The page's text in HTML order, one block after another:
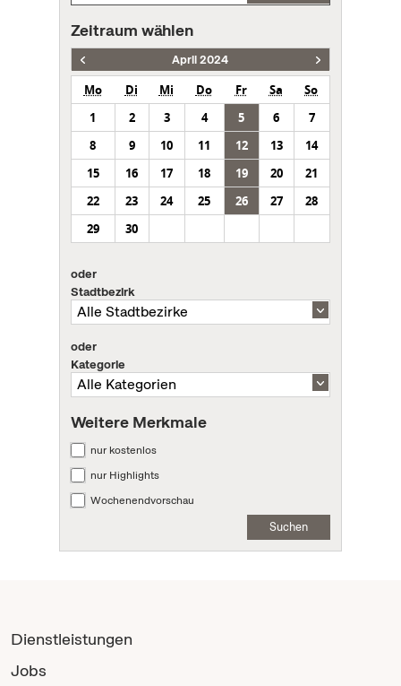
Zeitraum wählen
April 2024
Mo Di Mi Do Fr Sa
So
1
2 3 4 5 6
7
8
9 10 11 12 13
14
15
16 17 18 19 20
21
22
23 24 25 26 27
28
29
30
oder
Stadtbezirk
oder
Kategorie
Weitere Merkmale
nur kostenlos
nur Highlights
Wochenendvorschau
Suchen
Dienstleistungen
Jobs